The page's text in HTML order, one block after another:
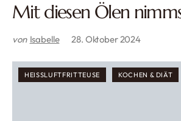
Mit diesen Ölen
von Isabelle 28. Oktober 2024
HEISSLUFTFRITTEUSE KOCHEN & DIÄT